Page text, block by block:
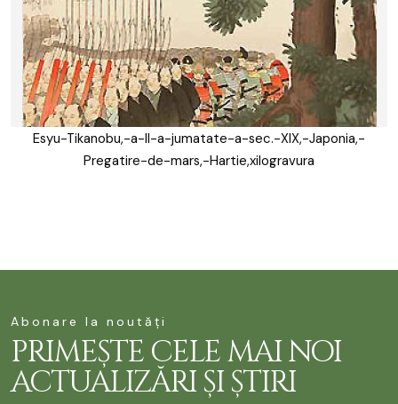
Esyu-Tikanobu,-a-II-a-jumatate-a-sec.-XIX,-Japonia,-
Pregatire-de-mars,-Hartie,xilogravura
Abonare la noutăți
PRIMEȘTE CELE MAI NOI
ACTUALIZĂRI ȘI ȘTIRI